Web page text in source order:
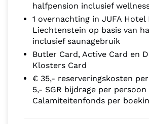
halfpension inclusief
1 overnachting in JUFA Hotel
Liechtenstein op basis van
inclusief saunagebruik
Butler Card, Active Card en
Klosters Card
€ 35,- reserveringskosten
5,- SGR bijdrage per persoon
Calamiteitenfonds per